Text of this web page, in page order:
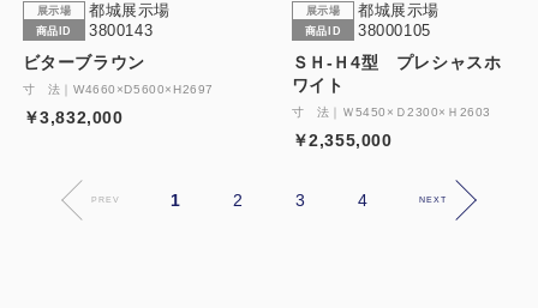
展示場
都城展示場
商品ID 3800143
ビターブラウン
寸 法｜W4660×D5600×H2697
￥3,832,000
展示場
都城展示場
商品ID 38000105
ＳＨ-Ｈ4型 プレシャスホ
ワイト
寸 法｜Ｗ5450×Ｄ2300×Ｈ2603
￥2,355,000
PREV 1 2 3 4 NEXT